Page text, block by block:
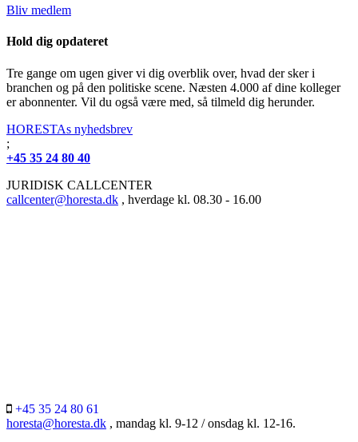
Bliv medlem
Hold dig opdateret
Tre gange om ugen giver vi dig overblik over, hvad der sker i
branchen og på den politiske scene. Næsten 4.000 af dine kolleger
er abonnenter. Vil du også være med, så tilmeld dig herunder.
HORESTAs nyhedsbrev
;
+45 35 24 80 40
JURIDISK CALLCENTER
callcenter@horesta.dk , hverdage kl. 08.30 - 16.00
+45 35 24 80 61
horesta@horesta.dk , mandag kl. 9-12 / onsdag kl. 12-16.